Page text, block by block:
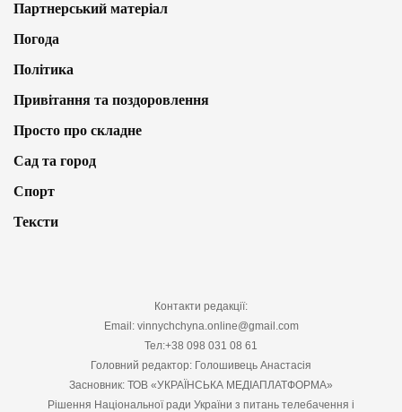
Партнерський матеріал
Погода
Політика
Привітання та поздоровлення
Просто про складне
Сад та город
Спорт
Тексти
Контакти редакції:
Email: vinnychchyna.online@gmail.com
Тел:+38 098 031 08 61
Головний редактор: Голошивець Анастасія
Засновник: ТОВ «УКРАЇНСЬКА МЕДІАПЛАТФОРМА»
Рішення Національної ради України з питань телебачення і